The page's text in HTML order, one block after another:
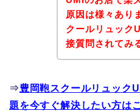
原因は様々あり
クールリュック
接質問されてみ
⇒豊岡鞄スクールリュック
題を今すぐ解決したい方は